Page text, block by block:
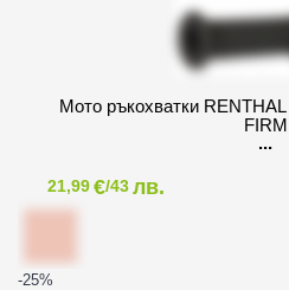
Мото ръкохватки
FIRM
21,99€/43лв.
-25%